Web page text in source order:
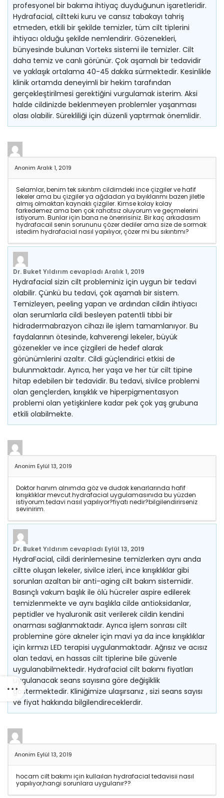
profesyonel bir bakıma ihtiyaç duyduğunun işaretleridir.
Hydrafacial, ciltteki kuru ve cansız tabakayı tahriş
etmeden, etkili bir şekilde temizler, tüm cilt tiplerini
ihtiyacı olduğu şekilde nemlendirir. Gözenekleri,
bünyesinde bulunan Vorteks sistemi ile temizler. Cilt
daha temiz ve canlı görünür. Çok aşamalı bir tedavidir
ve yaklaşık ortalama 40-45 dakika sürmektedir. Kesinlikle
klinik ortamda deneyimli bir hekim tarafından
gerçekleştirilmesi gerektiğini vurgulamak isterim. Aksi
halde cildinizde beklenmeyen problemler yaşanması
olası olabilir. Sürekliliği için düzenli yaptırmak önemlidir.
Anonim Aralık 1, 2019
Selamlar, benim tek sıkıntım cildimdeki ince çizgiler ve hafif
lekeler ama bu çizgiler ya ağdadan ya bıyıklarımı bazen jiletle
almış olmaktan kaynaklı çizgiler. Kimse kolay kolay
farkedemez ama ben çok rahatsız oluyorum ve geçmelerini
istiyorum. Bunlar için bana ne öneririsiniz. Bir kaç arkadasım
hydrafacail senin sorununu çözer dediler ama size de sormak
istedim hydrafacial nasıl yapılıyor, çözer mi bu sıkıntımı?
Dr. Buket Yıldırım cevapladı Aralık 1, 2019
Hydrafacial sizin cilt probleminiz için uygun bir tedavi
olabilir. Çünkü bu tedavi, çok aşamalı bir sistem.
Temizleyen, peeling yapan ve ardından cildin ihtiyacı
olan serumlarla cildi besleyen patentli tıbbi bir
hidradermabrazyon cihazı ile işlem tamamlanıyor. Bu
faydalarının ötesinde, kahverengi lekeler, büyük
gözenekler ve ince çizgileri de hedef alarak
görünümlerini azaltır. Cildi güçlendirici etkisi de
bulunmaktadır. Ayrıca, her yaşa ve her tür cilt tipine
hitap edebilen bir tedavidir. Bu tedavi, sivilce problemi
olan gençlerden, kırışıklık ve hiperpigmentasyon
problemi olan yetişkinlere kadar pek çok yaş grubuna
etkili olabilmekte.
Anonim Eylül 13, 2019
Doktor hanım alnımda göz ve dudak kenarlarında hafif
kırışıklıklar mevcut.hydrafacial uygulamasınıda bu yüzden
istiyorum.tedavi nasıl yapılıyor?fiyatı nedir?bilgilendirirseniz
sevinirim.
Dr. Buket Yıldırım cevapladı Eylül 13, 2019
HydraFacial, cildi derinlemesine temizlerken aynı anda
ciltte oluşan lekeler, sivilce izleri, ince kırışıklıklar gibi
sorunları azaltan bir anti-aging cilt bakım sistemidir.
Basınçlı vakum başlık ile ölü hücreler aspire edilerek
temizlenmekte ve aynı başlıkla cilde antioksidanlar,
peptidler ve hyaluronik asit verilerek cildin kendini
onarması sağlanmaktadır. Ayrıca işlem sonrası cilt
problemine göre akneler için mavi ya da ince kırışıklıklar
için kırmızı LED terapisi uygulanmaktadır. Ağrısız ve acısız
olan tedavi, en hassas cilt tiplerine bile güvenle
uygulanabilmektedir. Hydrafacial cilt bakımı fiyatları
uygulanacak seans sayısına göre değişiklik
göstermektedir. Kliniğimize ulaşırsanız , sizi seans sayısı
ve fiyat hakkında bilgilendireceklerdir.
Anonim Eylül 13, 2019
hocam cilt bakımı için kullaılan hydrafacial tedavisii nasıl
yapılıyor,hangi sorunlara uygulanır??